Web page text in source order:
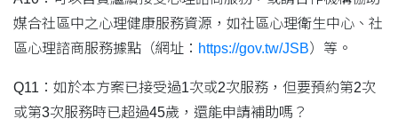
媒合社區中之心理健康服務資源，如社區心理衛生中心、社
區心理諮商服務據點（網址： https://gov.tw/JSB）等。
Q11：如於本方案已接受過1次或2次服務，但要預約第2次
或第3次服務時已超過45歲，還能申請補助嗎？